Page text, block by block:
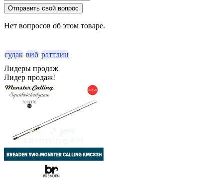
Отправить свой вопрос
Нет вопросов об этом товаре.
судак виб раттлин
Лидеры продаж
Лидер продаж!